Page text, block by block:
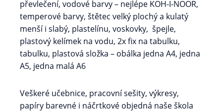
převlečení, vodové barvy – nejlépe KOH-I-NOOR,
temperové barvy, štětec velký plochý a kulatý
menší i slabý, plastelínu, voskovky, špejle,
plastový kelímek na vodu, 2x fix na tabulku,
tabulku, plastová složka – obálka jedna A4, jedna
A5, jedna malá A6
Veškeré učebnice, pracovní sešity, výkresy,
papíry barevné i náčrtkové objedná naše škola